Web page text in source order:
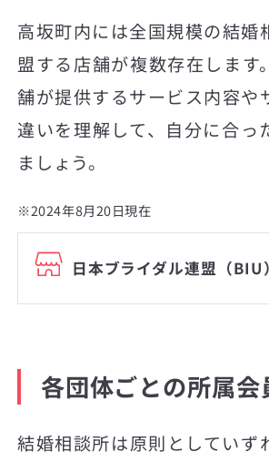
高坂町内には全国規模の結婚
盟する店舗が複数存在します
舗が提供するサービス内容や
違いを理解して、自分に合っ
ましょう。
※2024年8月20日現在
日本ブライダル連盟（BIU）
各団体ごとの所属会
結婚相談所は原則としていず